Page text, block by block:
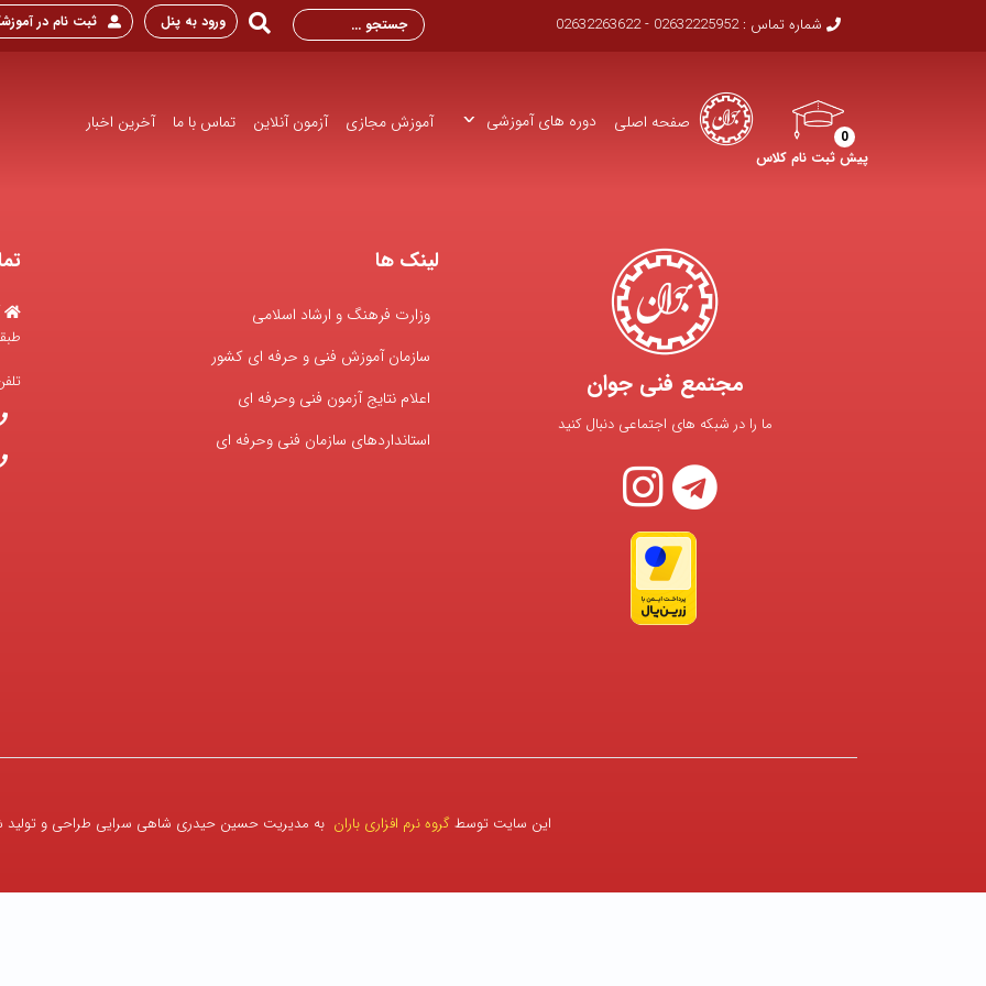
شماره تماس :02632225952 - 02632263622 ورود به پنل ثبت نام در
0
پیش ثبت نام کلاس
صفحه اصلی دوره های آموزشی آموزش مجازی آزمون آنلاین تماس با ما آخرین اخبار
مجتمع فنی جوان
ما را در شبکه های اجتماعی دنبال کنید
لینک ها
وزارت فرهنگ و ارشاد اسلامی
سازمان آموزش فنی و حرفه ای کشور
اعلام نتایج آزمون فنی وحرفه ای
استانداردهای سازمان فنی وحرفه ای
این سایت توسطگروه نرم افزاری باران به مدیریت حسین حیدری شاهی سرایی طراحی و